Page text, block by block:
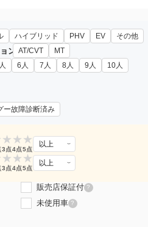
ハイブリッド PHV EV その他
ン AT/CVT MT
6人 7人 8人 9人
10人
ー故障診断済み
★
3点
★
4点
★
5点
以上
★
3点
★
4点
★
5点
以上
販売店保証付 ?
未使用車 ?